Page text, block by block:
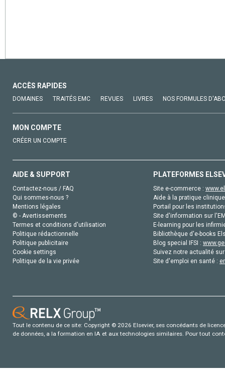
ACCÈS RAPIDES
DOMAINES TRAITÉS EMC REVUES LIVRES NOS FORMULES
MON COMPTE
CRÉER UN COMPTE
AIDE & SUPPORT
Contactez-nous / FAQ
Qui sommes-nous ?
Mentions légales
© - Avertissements
Termes et conditions d'utilisation
Politique rédactionnelle
Politique publicitaire
Cookie settings
Politique de la vie privée
PLATEFORMES
Site e-commerce :
Aide à la pratique
Portail pour les
Site d'information sur
E-learning pour les
Bibliothèque d'e-books
Blog special IFSI :
Suivez notre actualité
Site d'emploi en santé :
Tout le contenu de ce site: Copyright © 2026 Elsevier, ses concédants de
de données, a la formation en IA et aux technologies similaires. Pour tout